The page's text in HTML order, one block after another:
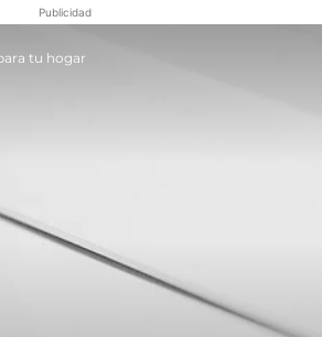
de
Publicidad
tu hogar